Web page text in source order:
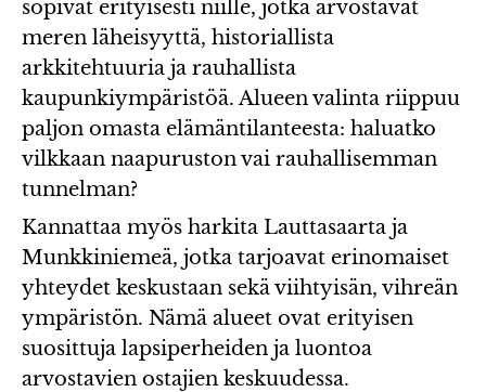
sopivat erityisesti niille, jotka arvostavat
meren läheisyyttä, historiallista
arkkitehtuuria ja rauhallista
kaupunkiympäristöä. Alueen valinta riippuu
paljon omasta elämäntilanteesta: haluatko
vilkkaan naapuruston vai rauhallisemman
tunnelman?
Kannattaa myös harkita Lauttasaarta ja
Munkkiniemeä, jotka tarjoavat erinomaiset
yhteydet keskustaan sekä viihtyisän, vihreän
ympäristön. Nämä alueet ovat erityisen
suosittuja lapsiperheiden ja luontoa
arvostavien ostajien keskuudessa.